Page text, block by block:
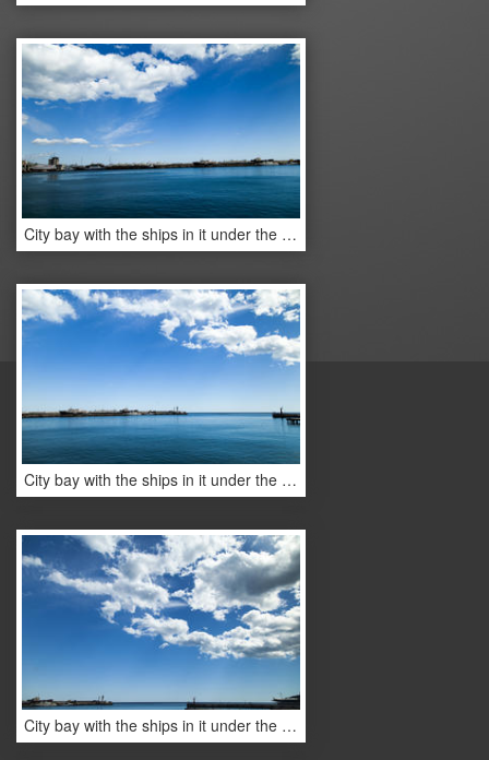
City bay with the ships in it under the blue sky and a bright sun
City bay with the ships in it under the blue sky and a bright sun
City bay with the ships in it under the blue sky and a bright sun